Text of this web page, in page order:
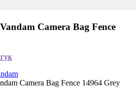
Camera Bag Fence
Camera Bag Fence 14964 Grey